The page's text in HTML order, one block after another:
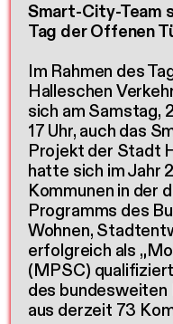
Smart-City-Team
Tag der Offenen
Im Rahmen des
Halleschen
sich am Samstag,
17 Uhr, auch das
Projekt der Stadt
hatte sich im Jahr
Kommunen in der
Programms des
Wohnen,
erfolgreich als
(MPSC)
des
aus derzeit 73